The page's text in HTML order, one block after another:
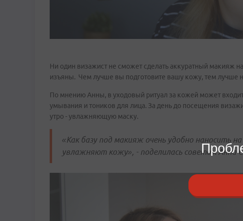
Ни один визажист не сможет сделать аккуратный макияж
изъяны. Чем лучше вы подготовите вашу кожу, тем лучше
По мнению Анны, в уходовый ритуал за кожей может
умывания и тоников для лица. За день до посещения
утро - увлажняющую маску.
«Как базу под макияж очень удобно наносить
увлажняют кожу», - поделилась советом Анна